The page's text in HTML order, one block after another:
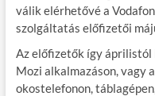
o
o
k
r
válik elérhetővé a
szolgáltatás előfizetői
Az előfizetők így áprilistól
Mozi alkalmazáson, vagy
okostelefonon,